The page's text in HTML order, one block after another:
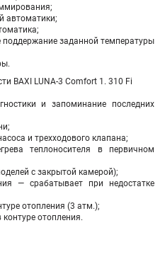
автоматики;
поддержание заданной температуры
BAXI LUNA-3 Comfort 1. 310 Fi
и запоминание последних
и трехходового клапана;
теплоносителя в первичном
с закрытой камерой);
— срабатывает при недостатке
отопления (3 атм.);
отопления.